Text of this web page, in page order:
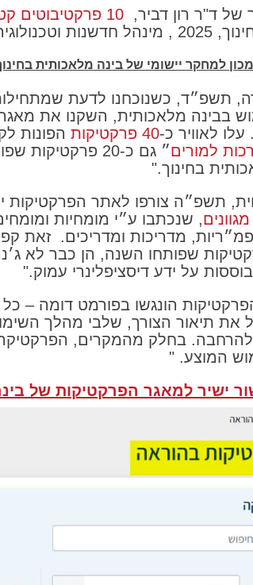
ד"ר רון דביר, 10 פרקטיבוטים קטנים-גדולים
, משרד החינוך
למחקר יישומי של בינה מלאכותית
תשפ״ד, כשנוכחנו לדעת
בבינה מלאכותית, השקנו את
לאוויר כ-40 פרקטיקות
הפונות
למורים
״ גם כ-20
בחינוך."
תשפ״ה צורפו לאתר הפרקטיקות
, שנכתבו ע״י מומחיות
שפותחו השנה, הן כבר לא
על ידע דיסציפלינרי עמוק."
הונגשו בפורמט דומה –
את תיאור הצורך, שלבי מהלך
להרחבה. בחלק מהמקרים,
המוצע. "
ישיר למאגר הפרקטיקות של